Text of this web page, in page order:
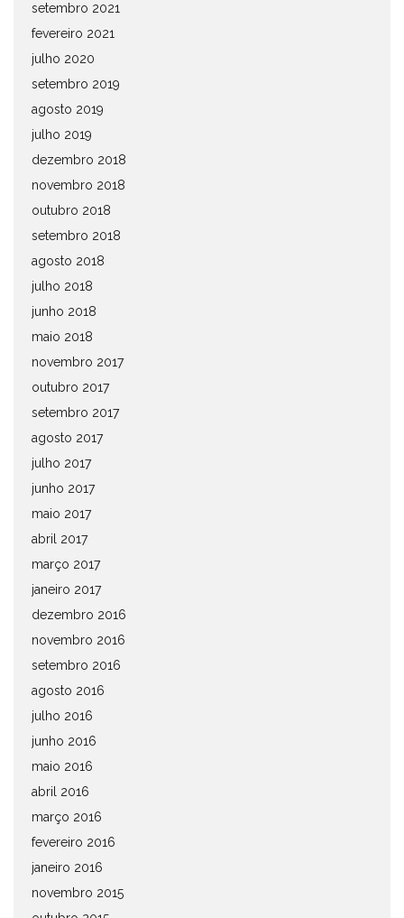
setembro 2021
fevereiro 2021
julho 2020
setembro 2019
agosto 2019
julho 2019
dezembro 2018
novembro 2018
outubro 2018
setembro 2018
agosto 2018
julho 2018
junho 2018
maio 2018
novembro 2017
outubro 2017
setembro 2017
agosto 2017
julho 2017
junho 2017
maio 2017
abril 2017
março 2017
janeiro 2017
dezembro 2016
novembro 2016
setembro 2016
agosto 2016
julho 2016
junho 2016
maio 2016
abril 2016
março 2016
fevereiro 2016
janeiro 2016
novembro 2015